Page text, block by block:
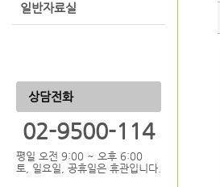
일반자료실
상담전화
02-9500-114
평일 오전 9:00 ~ 오후 6:00
토, 일요일, 공휴일은 휴관입니다.